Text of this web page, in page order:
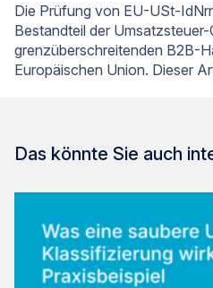
Die Prüfung von EU-USt-
Bestandteil der Umsatzsteuer-
grenzüberschreitenden B2B-
Europäischen Union. Dieser
Das könnte Sie auch